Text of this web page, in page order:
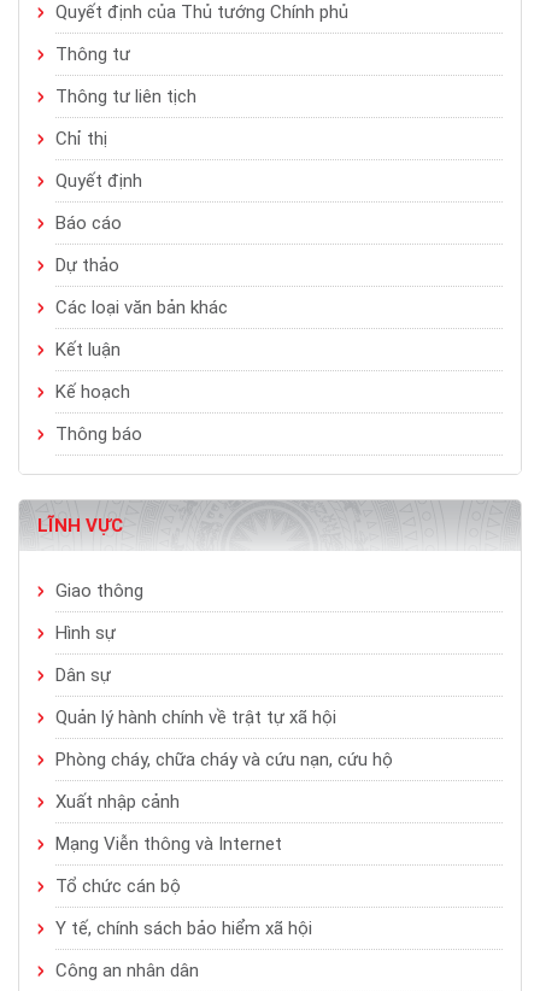
Quyết định của Thủ tướng Chính phủ
Thông tư
Thông tư liên tịch
Chỉ thị
Quyết định
Báo cáo
Dự thảo
Các loại văn bản khác
Kết luận
Kế hoạch
Thông báo
LĨNH VỰC
Giao thông
Hình sự
Dân sự
Quản lý hành chính về trật tự xã hội
Phòng cháy, chữa cháy và cứu nạn, cứu hộ
Xuất nhập cảnh
Mạng Viễn thông và Internet
Tổ chức cán bộ
Y tế, chính sách bảo hiểm xã hội
Công an nhân dân